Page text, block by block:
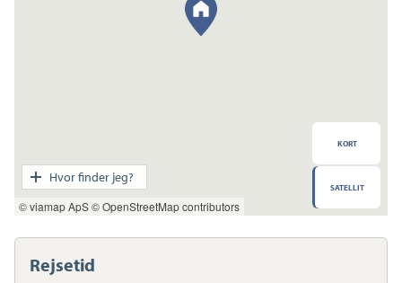
Rejsetid
© viamap ApS© OpenStreetMap contributors
KORT
SATELLIT
Hvor finder jeg?
Transport
Indkøb
Daginstitution
Skole
Sundhed